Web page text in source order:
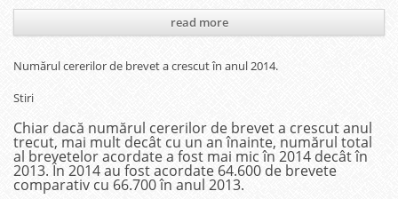
read more
Numărul cererilor de brevet a crescut în anul 2014.
Stiri
Chiar dacă numărul cererilor de brevet a crescut anul
trecut, mai mult decât cu un an înainte, numărul total
al brevetelor acordate a fost mai mic în 2014 decât în
2013. În 2014 au fost acordate 64.600 de brevete
comparativ cu 66.700 în anul 2013.